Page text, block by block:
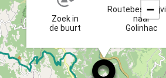
Zoek in
de buurt
naar
Golinhac
−